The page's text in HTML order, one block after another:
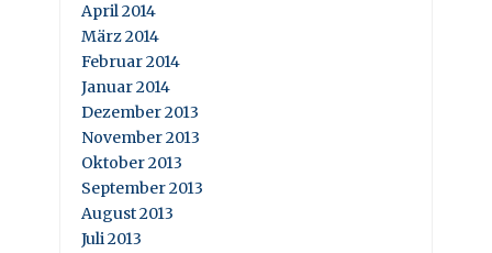
April 2014
März 2014
Februar 2014
Januar 2014
Dezember 2013
November 2013
Oktober 2013
September 2013
August 2013
Juli 2013